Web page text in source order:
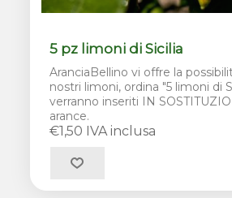
5 pz limoni di Sicilia
AranciaBellino vi offre la
nostri limoni, ordina "5 limoni di
verranno inseriti IN
arance.
€1,50 IVA inclusa